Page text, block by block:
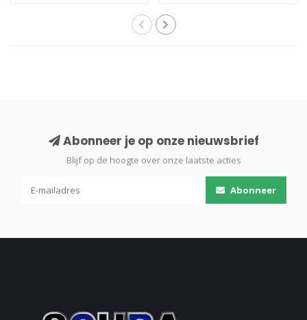
Abonneer je op onze nieuwsbrief
Blijf op de hoogte over onze laatste acties
Abonneer